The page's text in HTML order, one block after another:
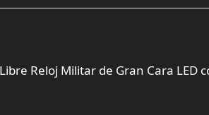
Reloj Militar de Gran Cara LED